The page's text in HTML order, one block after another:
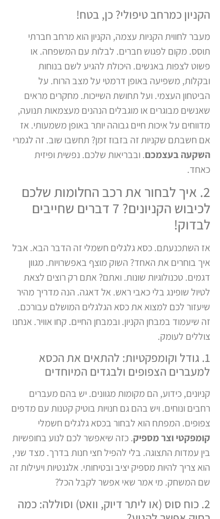
הקניון כמרחב טיפולי? כן, בטח!
מעבר לחווית הקניות עצמה, הקניון הוא מרחב חברתי
תוסס. מקום לפגוש חברים. לבלות עם המשפחה. או
פשוט לצפות באנשים. היכולת להגיע לשם בנוחות
ובקלות, משפיעה באופן דרמטי על מצב הרוח. על
הביטחון העצמי. ועל תחושת השייכות. מחקרים מראים
שאנשים מבוגרים או מוגבלים הנהנים מעצמאות תנועה,
מדווחים על איכות חיים גבוהה יותר באופן משמעותי. אז
אם חשבתם שקניות זה בזבוז זמן? תחשבו שוב. זה לגמרי
השקעה בעצמכם. ובבריאות שלכם. נפשית ופיזית
כאחד.
2. איך לבחור את רכב החלומות שלכם
לכיבוש הקניונים? 7 דברים שחייבים
לבדוק!
אז השתכנעתם. כסא גלגלים חשמלי זה הדבר הבא. אבל
איך בוחרים את האחד? השוק מוצף באפשרויות. מגוון
דגמים. טכנולוגיות שונות. ואתם? אתם רק רוצים לצאת
לטיול שופינג בלי כאבי ראש. אל דאגה. הנה מדריך מהיר
שיעזור לכם למצוא את כסא הגלגלים המושלם עבורכם.
זה שיעמוד במבחן הקניון. ובמבחן החיים. קחו אוויר. אנחנו
צוללים לעומק.
1. גודל וקומפקטיות: להתאים את הכסא
למעברים הצפופים ולבגדים המיוחדים
קניונים, כידוע, הם מקומות מגוונים. יש בהם מעברים
רחבים ונוחים. ויש בהם גם חנויות בוטיק קטנות עם מדפים
צפופים. המפתח הוא לבחור בכסא גלגלים חשמלי
קומפקטי וצר מספיק. כזה שיאפשר לכם לנוע בחופשיות
בין עמדות התצוגה. בלי להפיל חצי חנות בדרך. מצד שני,
הוא צריך להיות מספיק יציב ובטיחותי. אלגנטיות ויעילות זה
שם המשחק. מי אמר שאי אפשר לקבל הכל?
2. כוח סוס (או ליתר דיוק, וואט) וסוללה: כמה